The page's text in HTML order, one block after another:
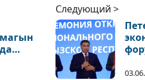
Следующий >